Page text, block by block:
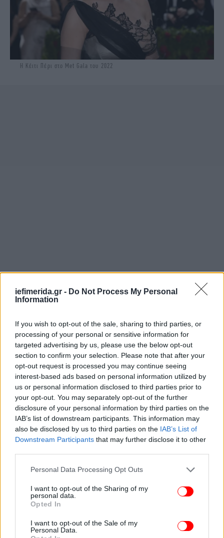
iefimerida.gr - Do Not Process My Personal
Information
If you wish to opt-out of the sale, sharing to third parties, or
processing of your personal or sensitive information for
targeted advertising by us, please use the below opt-out
section to confirm your selection. Please note that after your
opt-out request is processed you may continue seeing
interest-based ads based on personal information utilized by
us or personal information disclosed to third parties prior to
your opt-out. You may separately opt-out of the further
disclosure of your personal information by third parties on the
IAB’s list of downstream participants. This information may
also be disclosed by us to third parties on the IAB’s List of
Downstream Participants that may further disclose it to other
Please note that this website/app uses one or more Google
not limited to your visit or usage behaviour. You may click to
grant or deny consent to Google and its third-party tags to
use your data for below specified purposes in below Google
consent section.
Personal Data Processing Opt Outs
I want to opt-out of the Sharing of my
personal data.
Opted In
I want to opt-out of the Sale of my
Personal Data.
Η Κέιτι Πέρι στο Met Gala του 2022
Ο Δρ Ρουμπινστάιν δήλωσε για την τραγουδίστρια:
«Τα μάγουλά της φαίνονται πιο λεπτά συνολικά και
σίγουρα φαίνεται πιο γωνιώδης και αδύνατη.
Υπάρχει, επίσης, λιγότερο βάθος στο πρόσωπό της.
Αυτό σίγουρα θα μπορούσε να οφείλεται στο ότι
χρησιμοποιεί το Ozempic, ή θα μπορούσε επίσης να
στο γυμναστήριο και τρώει καλά. Μέσα σε έναν
χρόνο μπορεί να χάσει κάποιος αρκετό βάρος».
Και για τη Lizzo